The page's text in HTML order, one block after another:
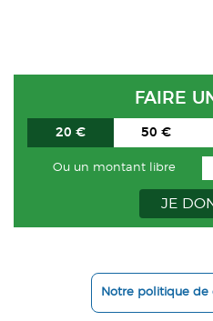
FAIRE
20 € 50 €
Ou un montant libre
JE
Notre politique